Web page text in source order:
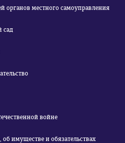
органов местного самоуправления
сад
войне
об имуществе и обязательствах